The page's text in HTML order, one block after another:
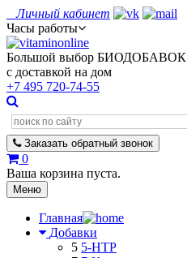
Личный кабинет
Часы работы
Большой выбор БИОДОБАВОК
с доставкой на дом
+7 495 720-74-55
Заказать обратный звонок
0
Ваша корзина пуста.
Меню
Главная
Добавки
5 5-HTP